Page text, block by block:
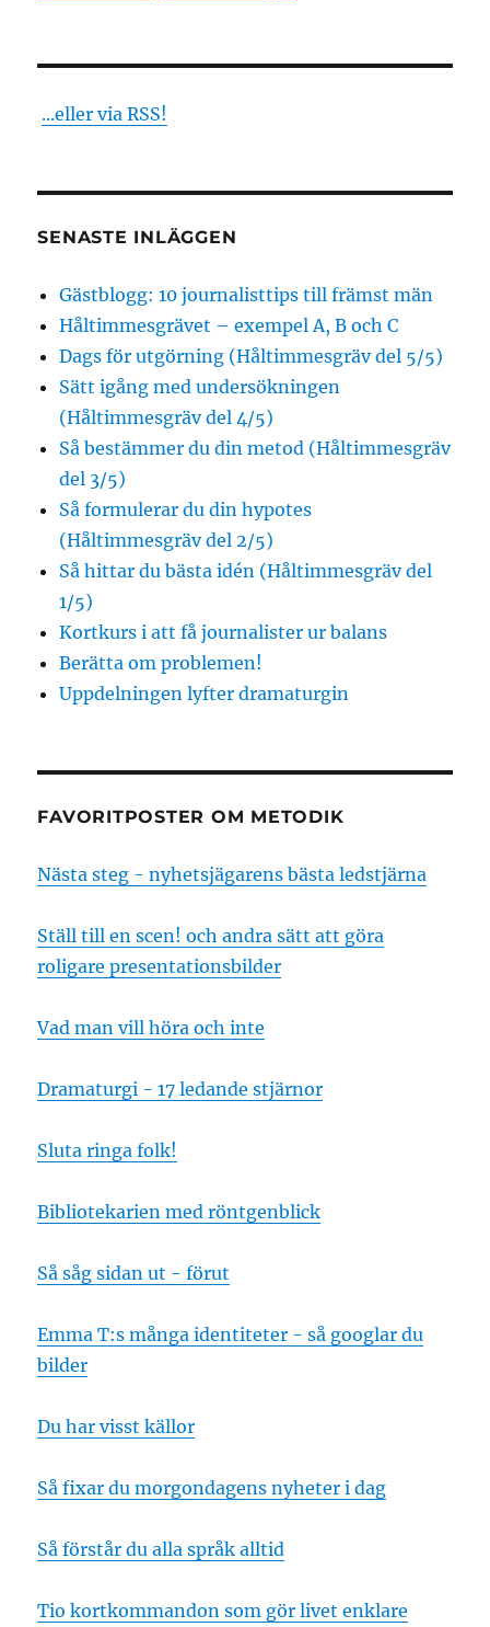
...eller via RSS!
SENASTE INLÄGGEN
Gästblogg: 10 journalisttips till främst män
Håltimmesgrävet – exempel A, B och C
Dags för utgörning (Håltimmesgräv del 5/5)
Sätt igång med undersökningen
(Håltimmesgräv del 4/5)
Så bestämmer du din metod (Håltimmesgräv
del 3/5)
Så formulerar du din hypotes
(Håltimmesgräv del 2/5)
Så hittar du bästa idén (Håltimmesgräv del
1/5)
Kortkurs i att få journalister ur balans
Berätta om problemen!
Uppdelningen lyfter dramaturgin
FAVORITPOSTER OM METODIK
Nästa steg - nyhetsjägarens bästa ledstjärna
Ställ till en scen! och andra sätt att göra
roligare presentationsbilder
Vad man vill höra och inte
Dramaturgi - 17 ledande stjärnor
Sluta ringa folk!
Bibliotekarien med röntgenblick
Så såg sidan ut - förut
Emma T:s många identiteter - så googlar du
bilder
Du har visst källor
Så fixar du morgondagens nyheter i dag
Så förstår du alla språk alltid
Tio kortkommandon som gör livet enklare